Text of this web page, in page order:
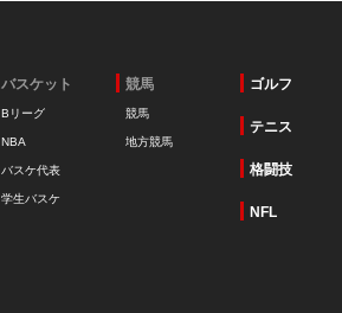
バスケット
Bリーグ
NBA
バスケ代表
学生バスケ
競馬
競馬
地方競馬
ゴルフ
テニス
格闘技
NFL